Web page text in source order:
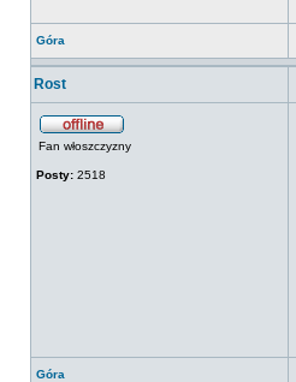
Góra
Rost
Fan włoszczyzny
Posty: 2518
Góra